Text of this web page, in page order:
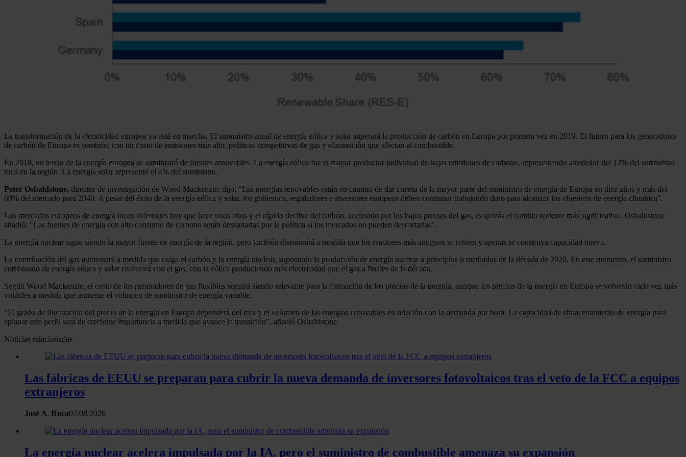
La transformación de la electricidad europea ya está en marcha. El suministro anual de energía eólica y solar superará la producción de carbón en Europa por primera vez en 2019. El futuro para los generadores
de carbón de Europa es sombrío, con un costo de emisiones más alto, políticas competitivas de gas y eliminación que afectan al combustible.
En 2018, un tercio de la energía europea se suministró de fuentes renovables. La energía eólica fue el mayor productor individual de bajas emisiones de carbono, representando alrededor del 12% del suministro
total en la región. La energía solar representó el 4% del suministro.
Peter Osbaldstone, director de investigación de Wood Mackenzie, dijo: “Las energías renovables están en camino de dar cuenta de la mayor parte del suministro de energía de Europa en diez años y más del
60% del mercado para 2040. A pesar del éxito de la energía eólica y solar, los gobiernos, reguladores e inversores europeos deben continuar trabajando duro para alcanzar los objetivos de energía climática".
Los mercados europeos de energía lucen diferentes hoy que hace unos años y el rápido declive del carbón, acelerado por los bajos precios del gas, es quizás el cambio reciente más significativo. Osbaldstone
añadió: "Las fuentes de energía con alto consumo de carbono serán descartadas por la política si los mercados no pueden descartarlas".
La energía nuclear sigue siendo la mayor fuente de energía de la región, pero también disminuirá a medida que los reactores más antiguos se retiren y apenas se construya capacidad nueva.
La contribución del gas aumentará a medida que caiga el carbón y la energía nuclear, superando la producción de energía nuclear a principios o mediados de la década de 2020. En este momento, el suministro
combinado de energía eólica y solar rivalizará con el gas, con la eólica produciendo más electricidad que el gas a finales de la década.
Según Wood Mackenzie, el costo de los generadores de gas flexibles seguirá siendo relevante para la formación de los precios de la energía, aunque los precios de la energía en Europa se volverán cada vez más
volátiles a medida que aumente el volumen de suministro de energía variable.
“El grado de fluctuación del precio de la energía en Europa dependerá del mix y el volumen de las energías renovables en relación con la demanda por hora. La capacidad de almacenamiento de energía para
aplanar este perfil será de creciente importancia a medida que avance la transición”, añadió Osbaldstone.
Noticias relacionadas
Las fábricas de EEUU se preparan para cubrir la nueva demanda de inversores fotovoltaicos tras el veto de la FCC a equipos
extranjeros
José A. Roca07/08/2026
La energía nuclear acelera impulsada por la IA, pero el suministro de combustible amenaza su expansión